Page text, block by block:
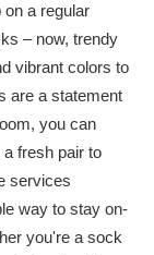
a regular
– now, trendy
vibrant colors to
are a statement
you can
fresh pair to
services
way to stay on-
you're a sock